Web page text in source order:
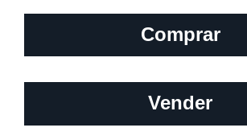
Comprar
Vender